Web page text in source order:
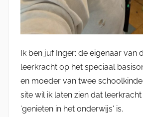
Ik ben juf Inger; de eigenaar van
leerkracht op het speciaal
en moeder van twee
site wil ik laten zien dat
'genieten in het onderwijs' is.